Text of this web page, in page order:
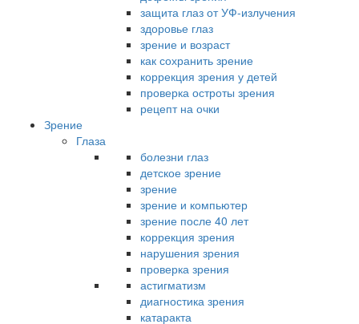
защита глаз от УФ-излучения
здоровье глаз
зрение и возраст
как сохранить зрение
коррекция зрения у детей
проверка остроты зрения
рецепт на очки
Зрение
Глаза
болезни глаз
детское зрение
зрение
зрение и компьютер
зрение после 40 лет
коррекция зрения
нарушения зрения
проверка зрения
астигматизм
диагностика зрения
катаракта